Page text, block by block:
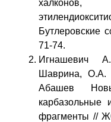
71-74.
Игнашевич
Шаврина, О.А.
Абашев
карбазольные
фрагменты //